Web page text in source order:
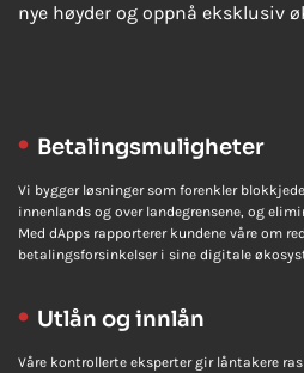
nye høyder og oppnå eksklusiv
Betalingsmuligheter
Vi bygger løsninger som forenkler
innenlands og over landegrensene, og
Med dApps rapporterer kundene våre om
betalingsforsinkelser i sine digitale
Utlån og innlån
Våre kontrollerte eksperter gir låntakere